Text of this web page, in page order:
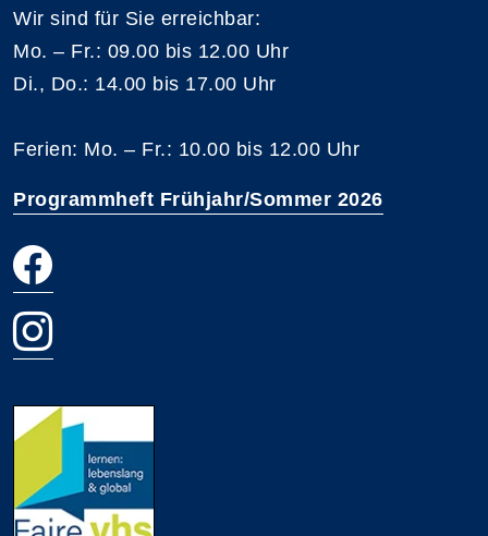
Wir sind für Sie erreichbar:
Mo. – Fr.: 09.00 bis 12.00 Uhr
Di., Do.: 14.00 bis 17.00 Uhr
Ferien: Mo. – Fr.: 10.00 bis 12.00 Uhr
Programmheft Frühjahr/Sommer 2026